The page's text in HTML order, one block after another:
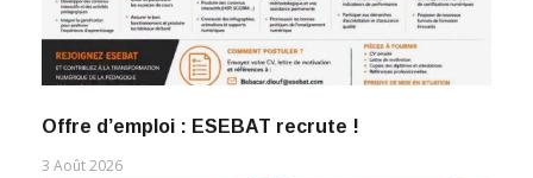
Offre d’emploi : ESEBAT recrute !
3 Août 2026